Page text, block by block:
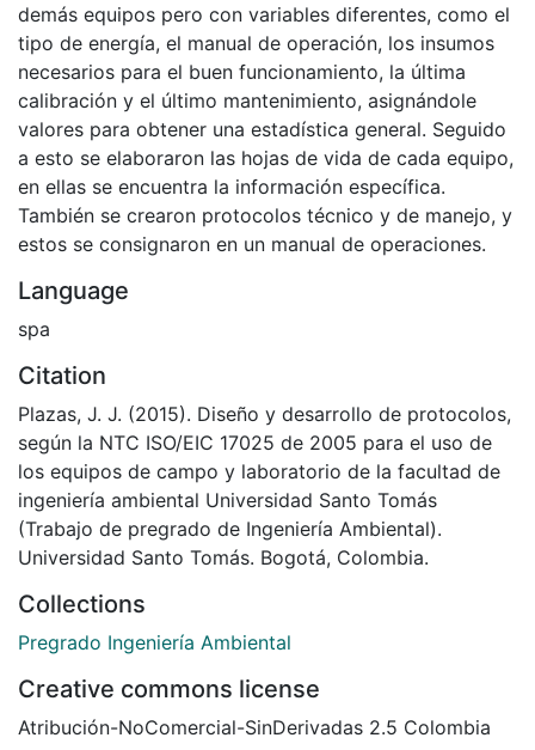
demás equipos pero con variables diferentes, como el
tipo de energía, el manual de operación, los insumos
necesarios para el buen funcionamiento, la última
calibración y el último mantenimiento, asignándole
valores para obtener una estadística general. Seguido
a esto se elaboraron las hojas de vida de cada equipo,
en ellas se encuentra la información específica.
También se crearon protocolos técnico y de manejo, y
estos se consignaron en un manual de operaciones.
Language
spa
Citation
Plazas, J. J. (2015). Diseño y desarrollo de protocolos,
según la NTC ISO/EIC 17025 de 2005 para el uso de
los equipos de campo y laboratorio de la facultad de
ingeniería ambiental Universidad Santo Tomás
(Trabajo de pregrado de Ingeniería Ambiental).
Universidad Santo Tomás. Bogotá, Colombia.
Collections
Pregrado Ingeniería Ambiental
Creative commons license
Atribución-NoComercial-SinDerivadas 2.5 Colombia